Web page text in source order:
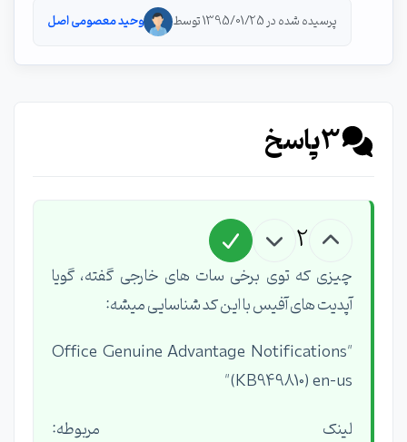
پرسیده شده در 1395/01/25 توسط وحید معصومی اصل
3پاسخ
2
چیزی که توی برخی سات های خارجی گفته، گویا
آپدیت های آفیس با این کد شناسایی میشه:
"Office Genuine Advantage Notifications
(KB949810) en-us"
لینک مربوطه: